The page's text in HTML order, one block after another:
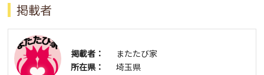
掲載者
掲載者：
またたび家
所在県：
埼玉県